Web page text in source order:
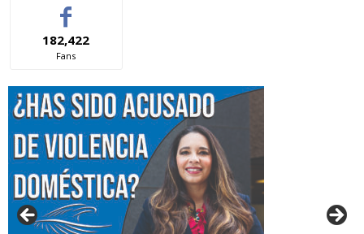
182,422
Fans